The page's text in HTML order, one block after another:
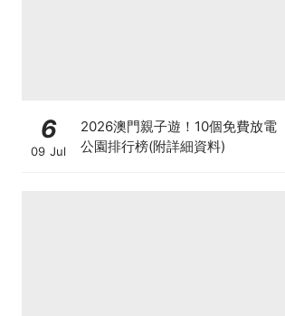
6
09 Jul
2026澳門親子遊！10個免費放電
公園排行榜(附詳細資料)